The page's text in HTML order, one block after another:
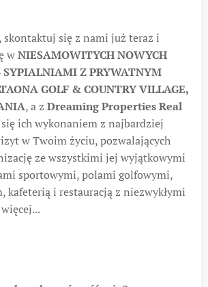
skontaktuj się z nami już teraz i
wNIESAMOWITYCH NOWYCH
Z PRYWATNYM
GOLF & COUNTRY VILLAGE,
, a z Dreaming Properties Real
ich wykonaniem z najbardziej
w Twoim życiu, pozwalających
ze wszystkimi jej wyjątkowymi
sportowymi, polami golfowymi,
kafeterią i restauracją z niezwykłymi